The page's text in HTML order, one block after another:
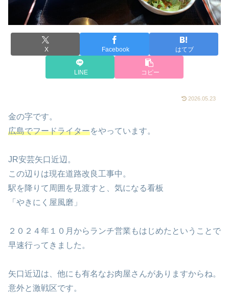
X Facebook はてブ
LINE コピー
2026.05.23
金の字です。
広島でフードライターをやっています。
JR安芸矢口近辺。
この辺りは現在道路改良工事中。
駅を降りて周囲を見渡すと、気になる看板
「やきにく屋風磨」
２０２４年１０月からランチ営業もはじめたということで
早速行ってきました。
矢口近辺は、他にも有名なお肉屋さんがありますからね。
意外と激戦区です。